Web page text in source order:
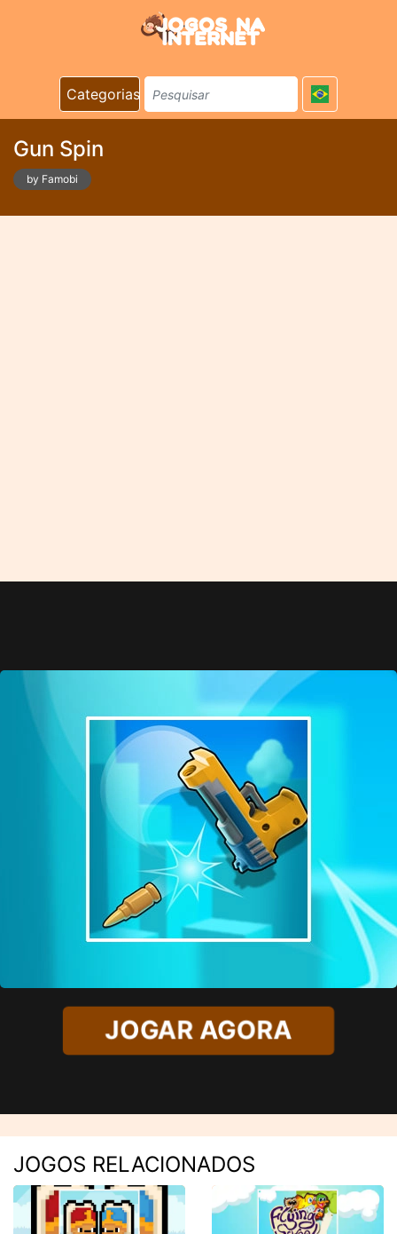
Categorias
Gun Spin
by Famobi
JOGAR AGORA
JOGOS RELACIONADOS